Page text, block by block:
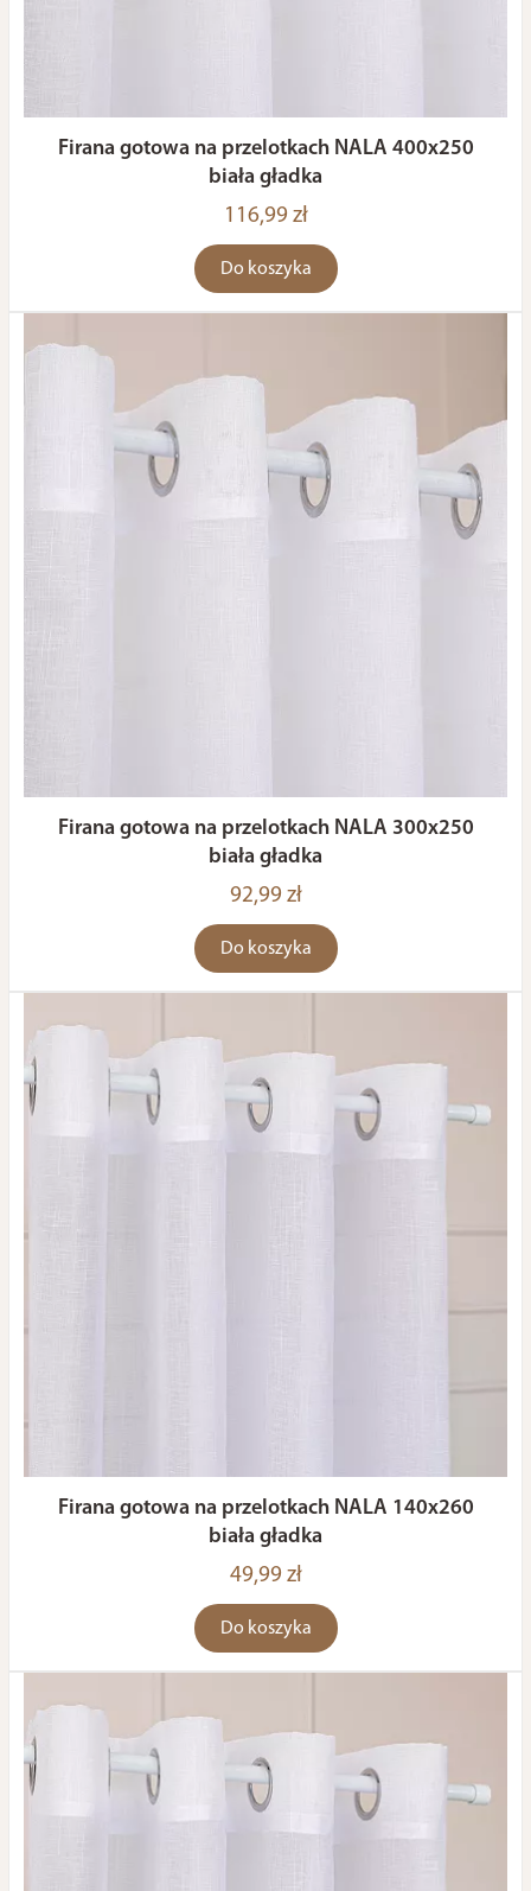
Firana gotowa na przelotkach NALA 400x250
biała gładka
116,99 zł
Do koszyka
Firana gotowa na przelotkach NALA 300x250
biała gładka
92,99 zł
Do koszyka
Firana gotowa na przelotkach NALA 140x260
biała gładka
49,99 zł
Do koszyka